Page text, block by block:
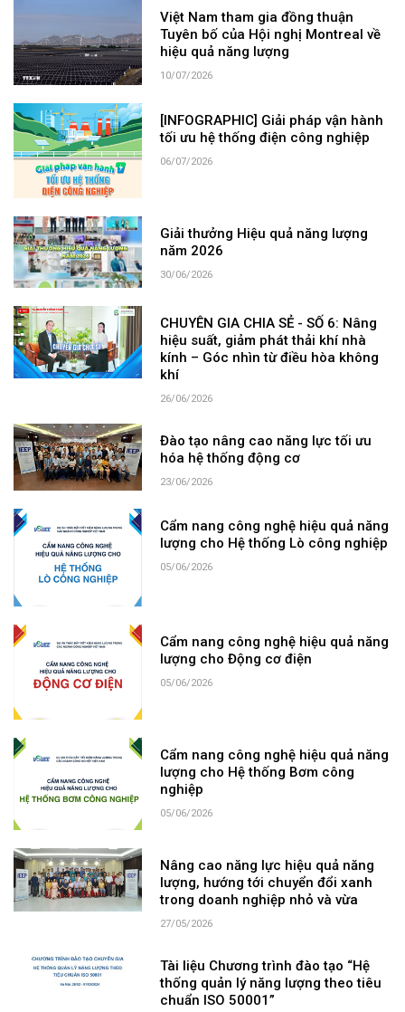
Việt Nam tham gia đồng thuận
Tuyên bố của Hội nghị Montreal về
hiệu quả năng lượng
10/07/2026
[INFOGRAPHIC] Giải pháp vận hành
tối ưu hệ thống điện công nghiệp
06/07/2026
Giải thưởng Hiệu quả năng lượng
năm 2026
30/06/2026
CHUYÊN GIA CHIA SẺ - SỐ 6: Nâng
hiệu suất, giảm phát thải khí nhà
kính – Góc nhìn từ điều hòa không
khí
26/06/2026
Đào tạo nâng cao năng lực tối ưu
hóa hệ thống động cơ
23/06/2026
Cẩm nang công nghệ hiệu quả năng
lượng cho Hệ thống Lò công nghiệp
05/06/2026
Cẩm nang công nghệ hiệu quả năng
lượng cho Động cơ điện
05/06/2026
Cẩm nang công nghệ hiệu quả năng
lượng cho Hệ thống Bơm công
nghiệp
05/06/2026
Nâng cao năng lực hiệu quả năng
lượng, hướng tới chuyển đổi xanh
trong doanh nghiệp nhỏ và vừa
27/05/2026
Tài liệu Chương trình đào tạo “Hệ
thống quản lý năng lượng theo tiêu
chuẩn ISO 50001”